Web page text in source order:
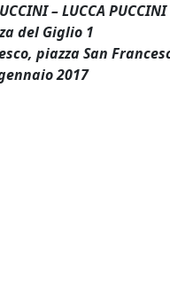
– LUCCA PUCCINI
del Giglio 1
piazza San
2017